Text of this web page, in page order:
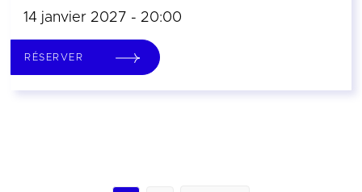
14 janvier 2027 - 20:00
RÉSERVER